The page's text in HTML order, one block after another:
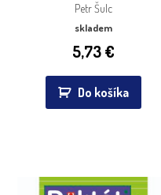
Petr Šulc
skladem
5,73€
Do košíka